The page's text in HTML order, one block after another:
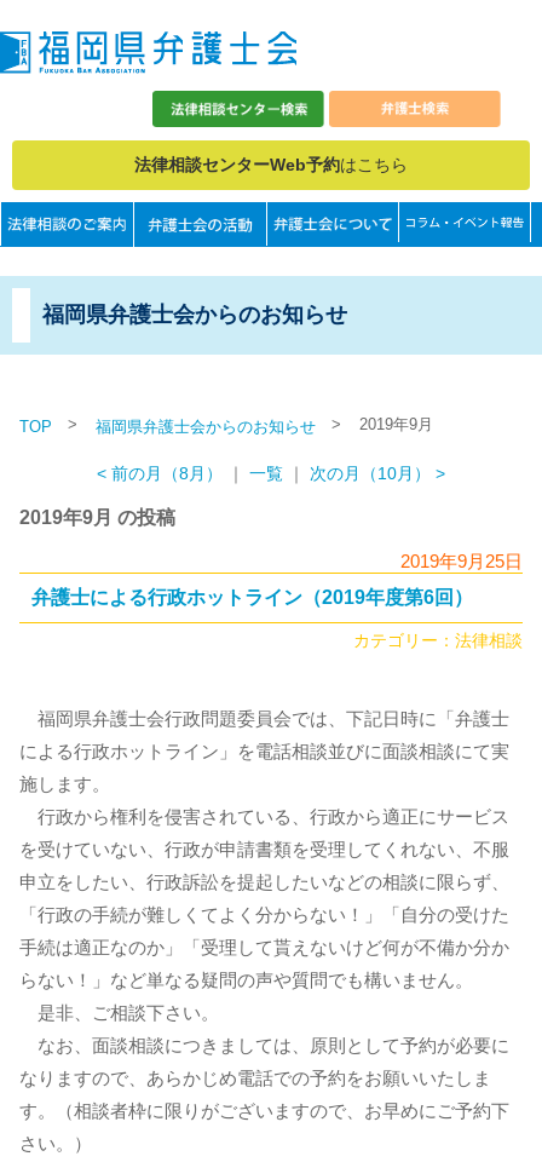
法律相談センターWeb予約はこちら
福岡県弁護士会からのお知らせ
TOP > 福岡県弁護士会からのお知らせ > 2019年9月
< 前の月（8月） ｜ 一覧 ｜ 次の月（10月） >
2019年9月 の投稿
2019年9月25日
弁護士による行政ホットライン（2019年度第6回）
カテゴリー： 法律相談
福岡県弁護士会行政問題委員会では、下記日時に「弁護士
による行政ホットライン」を電話相談並びに面談相談にて実
施します。
行政から権利を侵害されている、行政から適正にサービス
を受けていない、行政が申請書類を受理してくれない、不服
申立をしたい、行政訴訟を提起したいなどの相談に限らず、
「行政の手続が難しくてよく分からない！」「自分の受けた
手続は適正なのか」「受理して貰えないけど何が不備か分か
らない！」など単なる疑問の声や質問でも構いません。
是非、ご相談下さい。
なお、面談相談につきましては、原則として予約が必要に
なりますので、あらかじめ電話での予約をお願いいたしま
す。（相談者枠に限りがございますので、お早めにご予約下
さい。）